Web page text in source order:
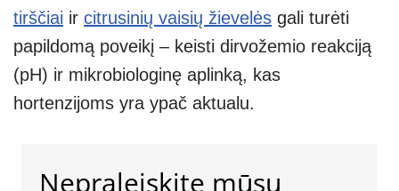
tirščiai ir citrusinių vaisių žievelės gali turėti
papildomą poveikį – keisti dirvožemio reakciją
(pH) ir mikrobiologinę aplinką, kas
hortenzijoms yra ypač aktualu.
Nepraleiskite mūsų